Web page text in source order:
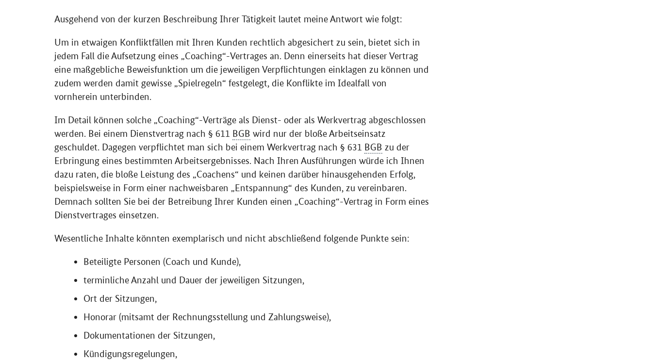
Ausgehend von der kurzen Beschreibung Ihrer Tätigkeit lautet meine Antwort wie folgt:
Um in etwaigen Konfliktfällen mit Ihren Kunden rechtlich abgesichert zu sein, bietet sich in
jedem Fall die Aufsetzung eines „Coaching“-Vertrages an. Denn einerseits hat dieser Vertrag
eine maßgebliche Beweisfunktion um die jeweiligen Verpflichtungen einklagen zu können und
zudem werden damit gewisse „Spielregeln“ festgelegt, die Konflikte im Idealfall von
vornherein unterbinden.
Im Detail können solche „Coaching“-Verträge als Dienst- oder als Werkvertrag abgeschlossen
werden. Bei einem Dienstvertrag nach § 611 BGB wird nur der bloße Arbeitseinsatz
geschuldet. Dagegen verpflichtet man sich bei einem Werkvertrag nach § 631 BGB zu der
Erbringung eines bestimmten Arbeitsergebnisses. Nach Ihren Ausführungen würde ich Ihnen
dazu raten, die bloße Leistung des „Coachens“ und keinen darüber hinausgehenden Erfolg,
beispielsweise in Form einer nachweisbaren „Entspannung“ des Kunden, zu vereinbaren.
Demnach sollten Sie bei der Betreibung Ihrer Kunden einen „Coaching“-Vertrag in Form eines
Dienstvertrages einsetzen.
Wesentliche Inhalte könnten exemplarisch und nicht abschließend folgende Punkte sein:
Beteiligte Personen (Coach und Kunde),
terminliche Anzahl und Dauer der jeweiligen Sitzungen,
Ort der Sitzungen,
Honorar (mitsamt der Rechnungsstellung und Zahlungsweise),
Dokumentationen der Sitzungen,
Kündigungsregelungen,